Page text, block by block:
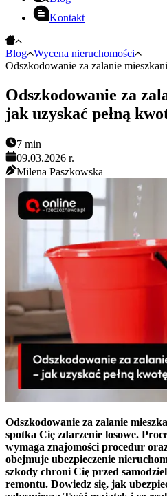
Kontakt
Blog Wycena nieruchomości
Odszkodowanie za zalanie
Odszkodowanie za
jak uzyskać pełną
7 min
09.03.2026 r.
Milena Paszkowska
Odszkodowanie za zalanie
spotka Cię zdarzenie losowe.
wymaga znajomości procedur
obejmuje ubezpieczenie
szkody chroni Cię przed
remontu. Dowiedz się, jak